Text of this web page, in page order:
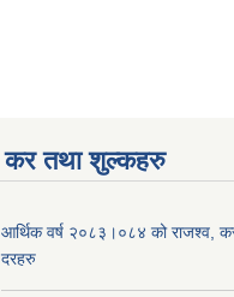
कर तथा शुल्कहरु
आर्थिक वर्ष २०८३।०८४ को राजश्व,
दरहरु